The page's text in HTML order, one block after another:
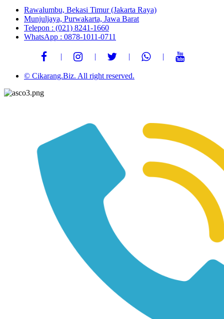
Rawalumbu, Bekasi Timur (Jakarta Raya)
Munjuljaya, Purwakarta, Jawa Barat
Telepon : (021) 8241-1660
WhatsApp : 0878-1011-0711
© Cikarang.Biz. All right reserved.